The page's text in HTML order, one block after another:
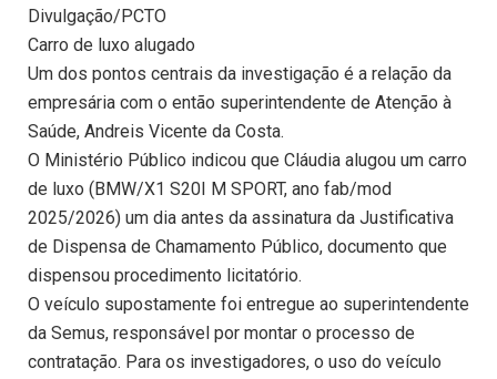
Divulgação/PCTO
Carro de luxo alugado
Um dos pontos centrais da investigação é a relação da
empresária com o então superintendente de Atenção à
Saúde, Andreis Vicente da Costa.
O Ministério Público indicou que Cláudia alugou um carro
de luxo (BMW/X1 S20I M SPORT, ano fab/mod
2025/2026) um dia antes da assinatura da Justificativa
de Dispensa de Chamamento Público, documento que
dispensou procedimento licitatório.
O veículo supostamente foi entregue ao superintendente
da Semus, responsável por montar o processo de
contratação. Para os investigadores, o uso do veículo